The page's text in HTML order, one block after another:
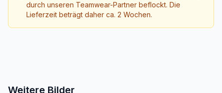
durch unseren Teamwear-Partner beflockt. Die
Lieferzeit beträgt daher ca. 2 Wochen.
Weitere Bilder